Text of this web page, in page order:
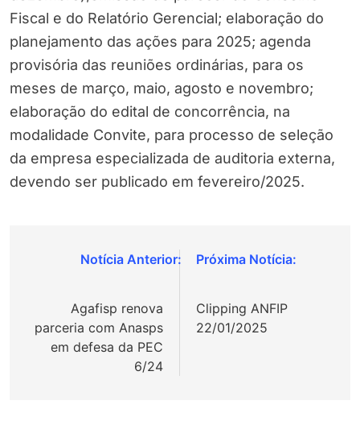
Fiscal e do Relatório Gerencial; elaboração do
planejamento das ações para 2025; agenda
provisória das reuniões ordinárias, para os
meses de março, maio, agosto e novembro;
elaboração do edital de concorrência, na
modalidade Convite, para processo de seleção
da empresa especializada de auditoria externa,
devendo ser publicado em fevereiro/2025.
Navegação
Post
Agafisp renova
parceria com Anasps
em defesa da PEC
6/24
Clipping ANFIP
22/01/2025